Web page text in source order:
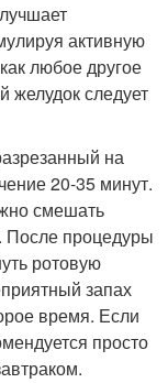
активную
любое другое
желудок следует
на
20-35 минут.
смешать
После процедуры
ротовую
запах
время. Если
просто